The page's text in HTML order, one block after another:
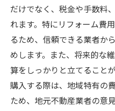
だけでなく、税金や手数料
れます。特にリフォーム費
るため、信頼できる業者か
めします。また、将来的な
算をしっかりと立てること
購入する際は、地域特有の
ため、地元不動産業者の意